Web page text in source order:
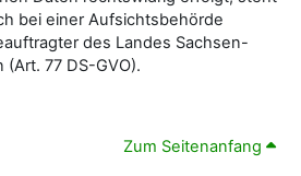
bei einer Aufsichtsbehörde
des Landes Sachsen-
77 DS-GVO).
Zum Seitenanfang